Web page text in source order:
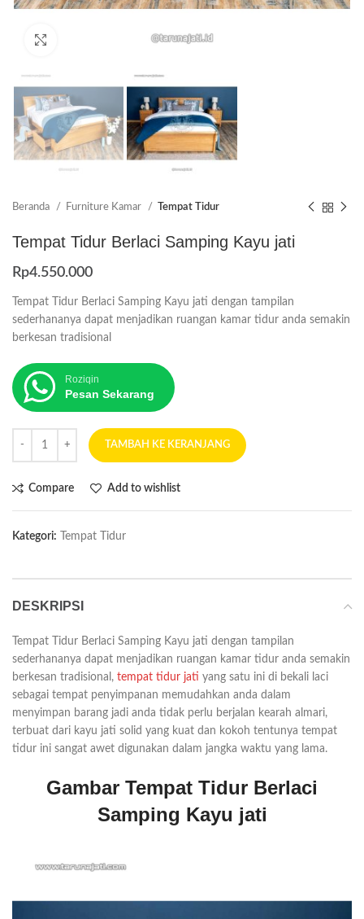
Beranda Furniture Kamar Tempat Tidur
Tempat Tidur Berlaci Samping Kayu jati
Rp4.550.000
Tempat Tidur Berlaci Samping Kayu jati dengan tampilan
sederhananya dapat menjadikan ruangan kamar tidur anda semakin
berkesan tradisional
Roziqin
Pesan Sekarang
TAMBAH KE KERANJANG
Compare Add to wishlist
Kategori: Tempat Tidur
DESKRIPSI
Tempat Tidur Berlaci Samping Kayu jati dengan tampilan
sederhananya dapat menjadikan ruangan kamar tidur anda semakin
berkesan tradisional, tempat tidur jati yang satu ini di bekali laci
sebagai tempat penyimpanan memudahkan anda dalam
menyimpan barang jadi anda tidak perlu berjalan kearah almari,
terbuat dari kayu jati solid yang kuat dan kokoh tentunya tempat
tidur ini sangat awet digunakan dalam jangka waktu yang lama.
Gambar Tempat Tidur Berlaci
Samping Kayu jati